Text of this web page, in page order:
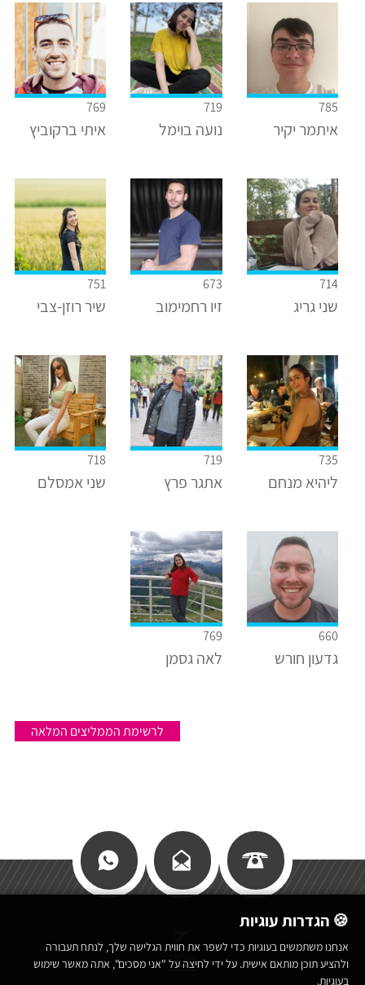
785
איתמר יקיר
719
נועה בוימל
769
איתי ברקוביץ
714
שני גריג
673
זיו רחמימוב
751
שיר רוזן-צבי
735
ליהיא מנחם
719
אתגר פרץ
718
שני אמסלם
660
גדעון חורש
769
לאה גסמן
לרשימת הממליצים המלאה
כללי
🍪 הגדרות עוגיות
אנחנו משתמשים בעוגיות כדי לשפר את חווית הגלישה שלך, לנתח תעבורה
ולהציע תוכן מותאם אישית. על ידי לחיצה על "אני מסכים", אתה מאשר שימוש
בעוגיות.